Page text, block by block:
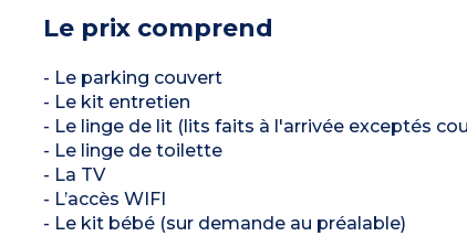
Le prix comprend
- Le parking couvert
- Le kit entretien
- Le linge de lit (lits faits à l'arrivée exceptés
- Le linge de toilette
- La TV
- L’accès WIFI
- Le kit bébé (sur demande au préalable)